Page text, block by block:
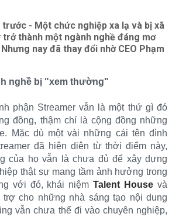
- Một chức nghiệp xa lạ và bị xã
trở thành một ngành nghề đáng mơ
nay đã thay đổi nhờ CEO Phạm
nghề bị "xem thường"
phận Streamer vẫn là một thứ gì đó
đồng, thậm chí là cộng đồng những
Mặc dù một vài những cái tên đình
đã hiện diện từ thời điểm này,
của họ vẫn là chưa đủ để xây dựng
thật sự mang tầm ảnh hưởng trong
với đó, khái niệmTalent House và
trợ cho những nhà sáng tạo nội dung
vẫn chưa thể đi vào chuyên nghiệp,